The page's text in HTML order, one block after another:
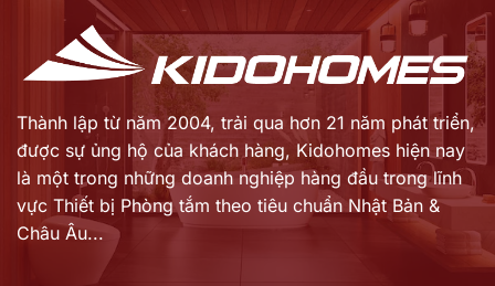
thế
tại
thị
Vương
quốc
Anh
Thành lập từ năm 2004, trải qua hơn 21 năm phát triển,
được sự ủng hộ của khách hàng, Kidohomes hiện nay
là một trong những doanh nghiệp hàng đầu trong lĩnh
vực Thiết bị Phòng tắm theo tiêu chuẩn Nhật Bản &
Châu Âu...